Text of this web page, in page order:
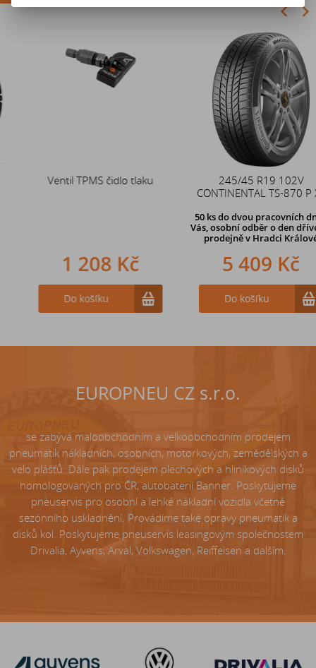
Ventil TPMS čidlo tlaku
1 208 Kč
Do košíku
245/45 R19 102V
CONTINENTAL TS-870 P XL
do dvou pracovních dní u
Vás, osobní odběr o den dřívena
prodejně v Hradci Králové
5 409 Kč
Do košíku
Duše 12x4 (4.00-4) kovový
zahnutý ventil TR87
242 Kč
Do košíku
EUROPNEU CZ s.r.o.
se zabývá maloobchodním a velkoobchodním prodejem
pneumatik nákladních, osobních, motorkových, zemědělských a
velo plášťů. Dále pak prodejem plechových a hliníkových disků
homologovaných pro ČR, autobaterií Banner. Poskytujeme
pneuservis pro osobní a lehké nákladní vozidla včetně
sezónního uskladnění. Provádíme také opravy pneumatik a
disků kol. Poskytujeme pneuservis leasingovým společnostem
Drivalia, Ayvens, Arval, Volkswagen, Reiffeisen a dalším.